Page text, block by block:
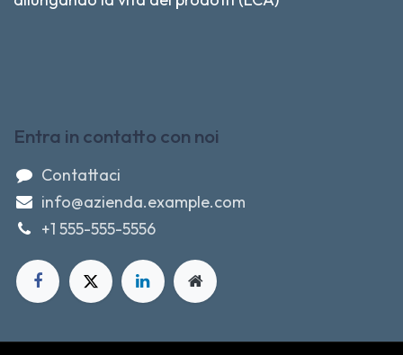
Entra in contatto con noi
Contattaci
info@azienda.example.com
+1 555-555-5556